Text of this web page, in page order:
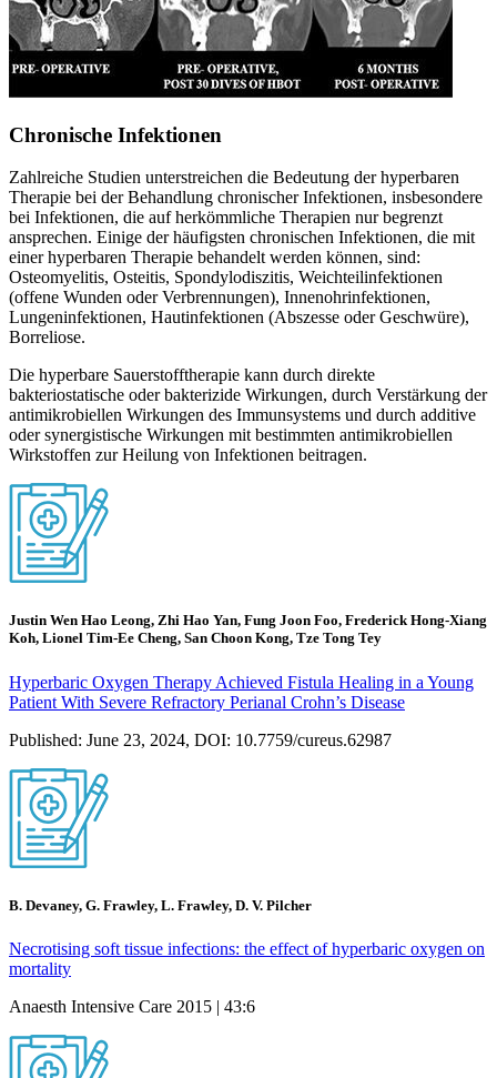
Chronische Infektionen
Zahlreiche Studien unterstreichen die Bedeutung der hyperbaren
Therapie bei der Behandlung chronischer Infektionen, insbesondere
bei Infektionen, die auf herkömmliche Therapien nur begrenzt
ansprechen. Einige der häufigsten chronischen Infektionen, die mit
einer hyperbaren Therapie behandelt werden können, sind:
Osteomyelitis, Osteitis, Spondylodiszitis, Weichteilinfektionen
(offene Wunden oder Verbrennungen), Innenohrinfektionen,
Lungeninfektionen, Hautinfektionen (Abszesse oder Geschwüre),
Borreliose.
Die hyperbare Sauerstofftherapie kann durch direkte
bakteriostatische oder bakterizide Wirkungen, durch Verstärkung der
antimikrobiellen Wirkungen des Immunsystems und durch additive
oder synergistische Wirkungen mit bestimmten antimikrobiellen
Wirkstoffen zur Heilung von Infektionen beitragen.
Justin Wen Hao Leong, Zhi Hao Yan, Fung Joon Foo, Frederick Hong-Xiang
Koh, Lionel Tim-Ee Cheng, San Choon Kong, Tze Tong Tey
Hyperbaric Oxygen Therapy Achieved Fistula Healing in a Young
Patient With Severe Refractory Perianal Crohn’s Disease
Published: June 23, 2024, DOI: 10.7759/cureus.62987
B. Devaney, G. Frawley, L. Frawley, D. V. Pilcher
Necrotising soft tissue infections: the effect of hyperbaric oxygen on
mortality
Anaesth Intensive Care 2015 | 43:6